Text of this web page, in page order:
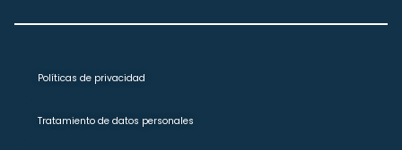
Políticas de privacidad
Tratamiento de datos personales